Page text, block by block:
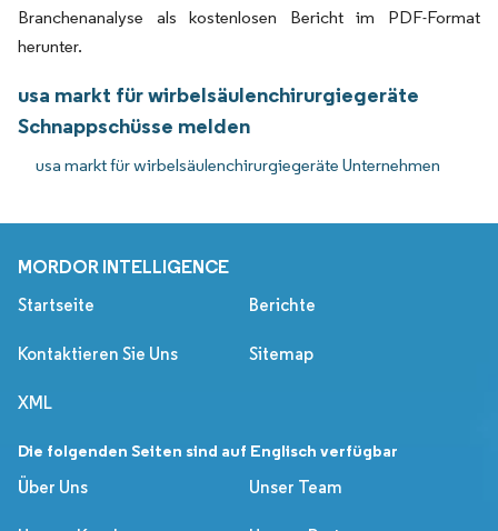
Branchenanalyse als kostenlosen Bericht im PDF-Format
herunter.
usa markt für wirbelsäulenchirurgiegeräte
Schnappschüsse melden
usa markt für wirbelsäulenchirurgiegeräte Unternehmen
MORDOR INTELLIGENCE
Startseite Berichte
Kontaktieren Sie Uns Sitemap
XML
Die folgenden Seiten sind auf Englisch verfügbar
Über Uns
Unser Team